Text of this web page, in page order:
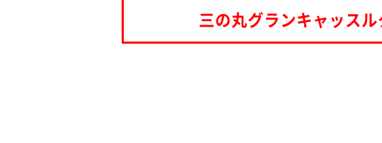
三の丸グランキャッス